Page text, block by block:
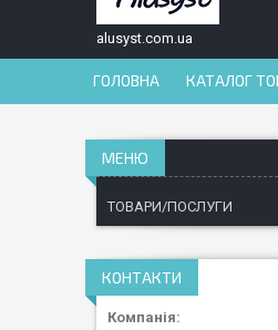
alusyst.com.ua
ГОЛОВНА КАТАЛОГ
ТОВАРИ/ПОСЛУГИ
КОНТАКТИ